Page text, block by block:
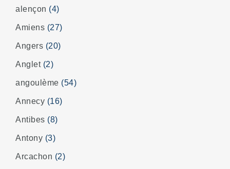
alençon (4)
Amiens (27)
Angers (20)
Anglet (2)
angoulème (54)
Annecy (16)
Antibes (8)
Antony (3)
Arcachon (2)